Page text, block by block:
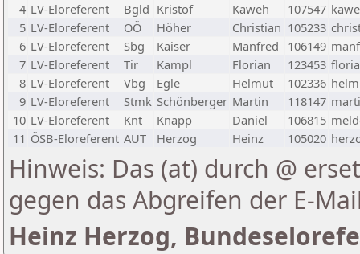
4 LV-Eloreferent Bgld Kristof Kaweh 107547
5 LV-Eloreferent OÖ Höher Christian 105233
6 LV-Eloreferent Sbg Kaiser Manfred 106149
7 LV-Eloreferent Tir Kampl Florian 123453
8 LV-Eloreferent Vbg Egle Helmut 102336
9 LV-Eloreferent Stmk Schönberger Martin 118147
10 LV-Eloreferent Knt Knapp Daniel 106815
11 ÖSB-Eloreferent AUT Herzog Heinz 105020
Hinweis: Das (at) durch @
gegen das Abgreifen der E-
Heinz Herzog,